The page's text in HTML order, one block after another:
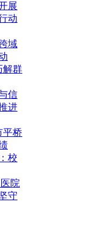
展
动
域
解群
信
进
平桥
校
院
守